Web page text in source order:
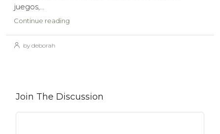
juegos,...
Continue reading
by deborah
Join The Discussion